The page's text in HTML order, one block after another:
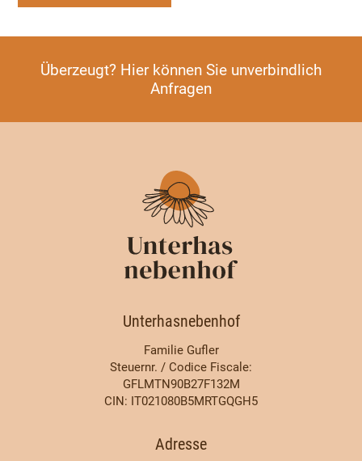
Überzeugt? Hier können Sie unverbindlich
Anfragen
Unterhasnebenhof
Familie Gufler
Steuernr. / Codice Fiscale:
GFLMTN90B27F132M
CIN: IT021080B5MRTGQGH5
Adresse